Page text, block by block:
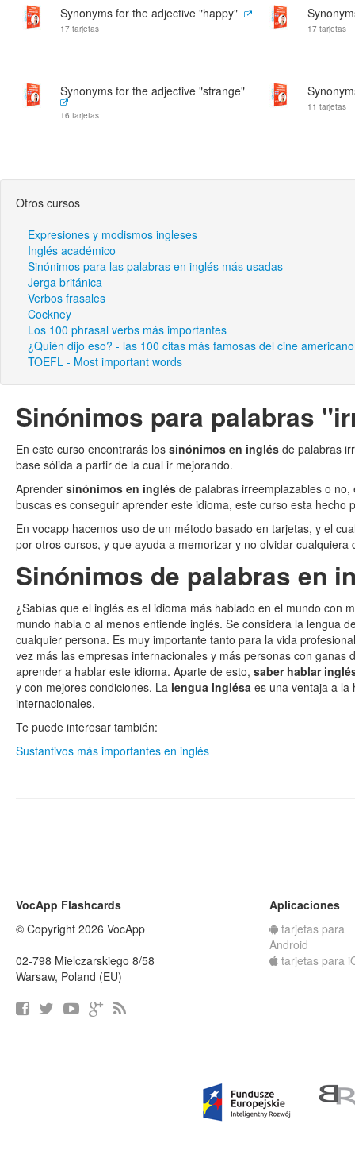
Synonyms for the adjective "happy"
17 tarjetas 17 tarjetas
Synonyms for the adjective "strange"
16 tarjetas
11 tarjetas
Otros cursos
Expresiones y modismos ingleses
Inglés académico
Sinónimos para las palabras en inglés más usadas
Jerga británica
Verbos frasales
Cockney
Los 100 phrasal verbs más importantes
¿Quién dijo eso? - las 100 citas más famosas del cine americano
TOEFL - Most important words
Sinónimos para palabras
En este curso encontrarás los sinónimos en inglés de palabras
base sólida a partir de la cual ir mejorando.
Aprender sinónimos en inglés de palabras irreemplazables o
buscas es conseguir aprender este idioma, este curso esta hecho
En vocapp hacemos uso de un método basado en tarjetas, y el
por otros cursos, y que ayuda a memorizar y no olvidar
Sinónimos de palabras en
¿Sabías que el inglés es el idioma más hablado en el mundo con
mundo habla o al menos entiende inglés. Se considera la lengua
cualquier persona. Es muy importante tanto para la vida
vez más las empresas internacionales y más personas con
aprender a hablar este idioma. Aparte de esto, saber hablar
y con mejores condiciones. La lengua inglésa es una ventaja a la
internacionales.
Te puede interesar también:
Sustantivos más importantes en inglés
VocApp Flashcards
© Copyright 2026 VocApp
02-798 Mielczarskiego 8/58
Warsaw, Poland (EU)
Aplicaciones
tarjetas para
Android
tarjetas para